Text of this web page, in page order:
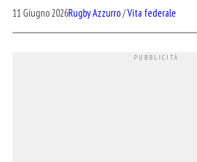
11 Giugno 2026Rugby Azzurro/Vita federale